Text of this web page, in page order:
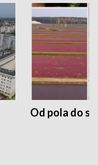
Od pola do